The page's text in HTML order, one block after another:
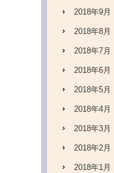
2018年9月
2018年8月
2018年7月
2018年6月
2018年5月
2018年4月
2018年3月
2018年2月
2018年1月